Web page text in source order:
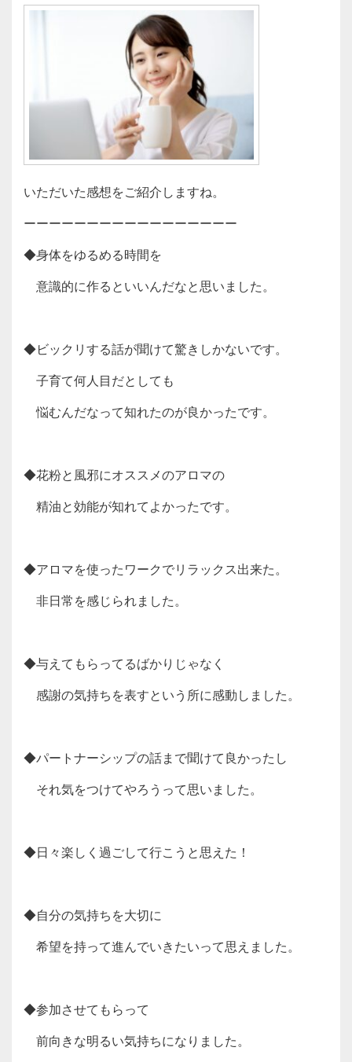
いただいた感想をご紹介しますね。
ーーーーーーーーーーーーーーーーー
◆身体をゆるめる時間を
意識的に作るといいんだなと思いました。
◆ビックリする話が聞けて驚きしかないです。
子育て何人目だとしても
悩むんだなって知れたのが良かったです。
◆花粉と風邪にオススメのアロマの
精油と効能が知れてよかったです。
◆アロマを使ったワークでリラックス出来た。
非日常を感じられました。
◆与えてもらってるばかりじゃなく
感謝の気持ちを表すという所に感動しました。
◆パートナーシップの話まで聞けて良かったし
それ気をつけてやろうって思いました。
◆日々楽しく過ごして行こうと思えた！
◆自分の気持ちを大切に
希望を持って進んでいきたいって思えました。
◆参加させてもらって
前向きな明るい気持ちになりました。